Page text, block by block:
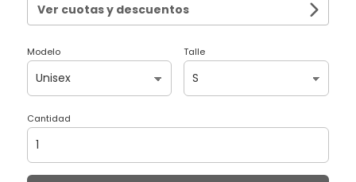
Ver cuotas y descuentos
Modelo Talle
Cantidad